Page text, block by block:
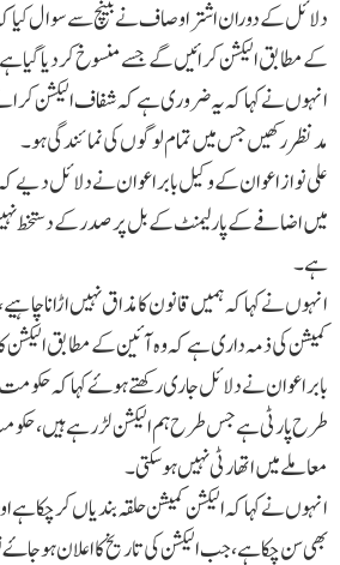
دلائل کے دوران اشتر اوصاف نے بینچ سے سوال کیا
کے مطابق الیکشن کرائیں گے جسے منسوخ کر دیا گیا
انہوں نے کہا کہ یہ ضروری ہے کہ شفاف الیکشن
مدنظر رکھیں جس میں تمام لوگوں کی نمائندگی ہو۔
علی نواز اعوان کے وکیل بابراعوان نے دلائل دیے کہ
میں اضافے کے پارلیمنٹ کے بل پر صدر کے دستخط
ہے۔
انہوں نے کہا کہ ہمیں قانون کا مذاق نہیں اڑانا
کمیشن کی ذمہ داری ہے کہ وہ آئین کے مطابق الیکشن
بابر اعوان نے دلائل جاری رکھتے ہوۓ کہا کہ حکومت
طرح پارٹی ہے جس طرح ہم الیکشن لڑ رہے ہیں،
معاملے میں اتھارٹی نہیں ہو سکتی۔
انہوں نے کہا کہ الیکشن کمیشن حلقہ بندیاں کر چکا
بھی سن چکا ہے، جب الیکشن کی تاریخ کا اعلان ہو